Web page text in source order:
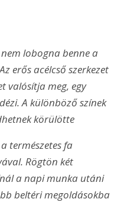
lobogna benne a
erős acélcső szerkezet
valósítja meg, egy
A különböző színek
körülötte
természetes fa
Rögtön két
a napi munka utáni
beltéri megoldásokba